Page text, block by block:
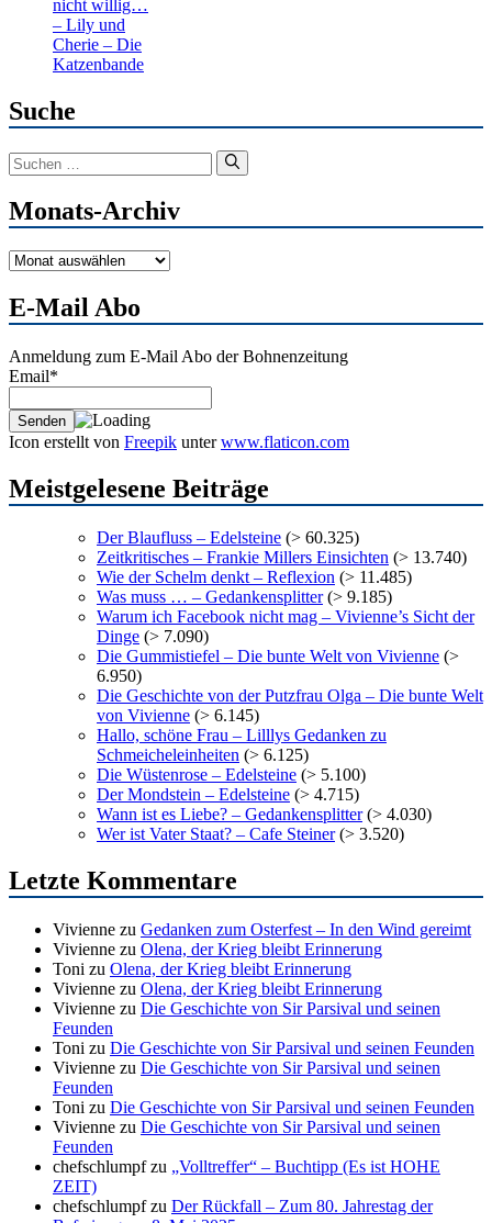
nicht willig…
– Lily und
Cherie – Die
Katzenbande
Suche
Suchen
nach:
Monats-Archiv
Monats-
E-Mail Abo
Anmeldung zum E-Mail Abo der Bohnenzeitung
Email*
Icon erstellt von Freepik unterwww.flaticon.com
Meistgelesene Beiträge
Der Blaufluss – Edelsteine (> 60.325)
Zeitkritisches – Frankie Millers Einsichten (> 13.740)
Wie der Schelm denkt – Reflexion (> 11.485)
Was muss … – Gedankensplitter(> 9.185)
Warum ich Facebook nicht mag – Vivienne’s Sicht der
Dinge (> 7.090)
Die Gummistiefel – Die bunte Welt von Vivienne (>
6.950)
Die Geschichte von der Putzfrau Olga – Die bunte Welt
von Vivienne (> 6.145)
Hallo, schöne Frau – Lilllys Gedanken zu
Schmeicheleinheiten (> 6.125)
Die Wüstenrose – Edelsteine (> 5.100)
Der Mondstein – Edelsteine (> 4.715)
Wann ist es Liebe? – Gedankensplitter(> 4.030)
Wer ist Vater Staat? – Cafe Steiner(> 3.520)
Letzte Kommentare
Vivienne zu Gedanken zum Osterfest – In den Wind gereimt
Vivienne zu Olena, der Krieg bleibt Erinnerung
Toni zu Olena, der Krieg bleibt Erinnerung
Vivienne zu Olena, der Krieg bleibt Erinnerung
Vivienne zu Die Geschichte von Sir Parsival und seinen
Feunden
Toni zu Die Geschichte von Sir Parsival und seinen Feunden
Vivienne zu Die Geschichte von Sir Parsival und seinen
Feunden
Toni zu Die Geschichte von Sir Parsival und seinen Feunden
Vivienne zu Die Geschichte von Sir Parsival und seinen
Feunden
chefschlumpfzu „Volltreffer“ – Buchtipp (Es ist HOHE
ZEIT)
chefschlumpfzu Der Rückfall – Zum 80. Jahrestag der